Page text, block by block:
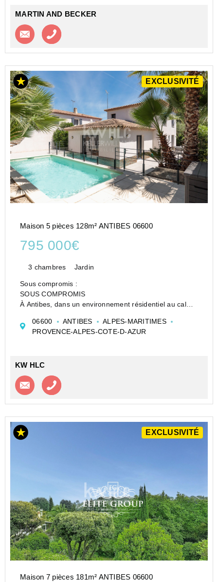
MARTIN AND BECKER
Contacter l'agence
EXCLUSIVITÉ
Maison 5 pièces 128m² ANTIBES 06600
795 000€
3 chambres Jardin
Sous compromis :
SOUS COMPROMIS
À Antibes, dans un environnement résidentiel au calme
Antibes, découvrez cette maison contemporaine de
128,50 m², en état irréprochable et prête à vivre.
06600 ANTIBES
ALPES-MARITIMES
PROVENCE-ALPES-COTE-D-AZUR
KW HLC
Contacter l'agence
EXCLUSIVITÉ
Maison 7 pièces 181m² ANTIBES 06600